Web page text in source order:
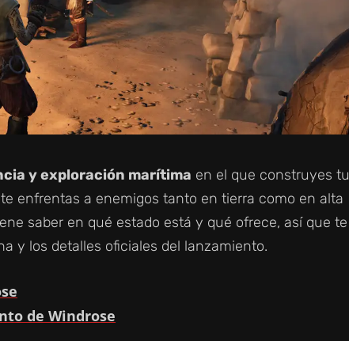
y exploración marítima en el que construyes tu
enfrentas a enemigos tanto en tierra como en alta
saber en qué estado está y qué ofrece, así que te
y los detalles oficiales del lanzamiento.
de Windrose